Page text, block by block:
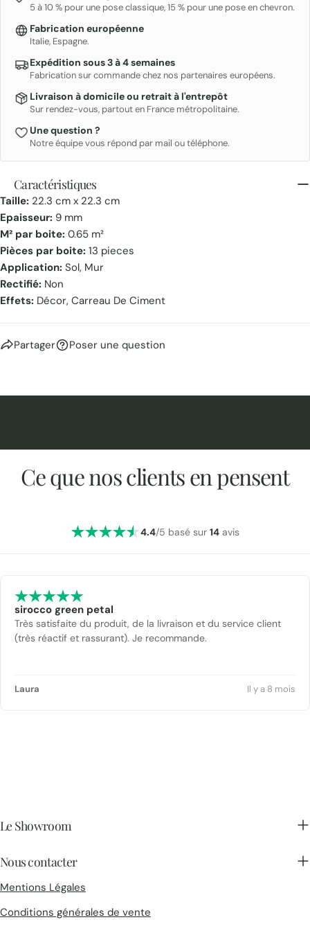
5 à 10 % pour une pose classique, 15 % pour une pose en chevron.
Fabrication européenne
Italie, Espagne.
Expédition sous 3 à 4 semaines
Fabrication sur commande chez nos partenaires européens.
Livraison à domicile ou retrait à l'entrepôt
Sur rendez-vous, partout en France métropolitaine.
Une question ?
Notre équipe vous répond par mail ou téléphone.
Caractéristiques
Taille: 22.3 cm x 22.3 cm
Epaisseur: 9 mm
M² par boite: 0.65 m²
Pièces par boite: 13 pieces
Application: Sol, Mur
Rectifié: Non
Effets: Décor, Carreau De Ciment
Partager Poser une question
Ce que nos clients en pensent
4.4/5 basé sur 14avis
sirocco green petal
Très satisfaite du produit, de la livraison et du service client
(très réactif et rassurant). Je recommande.
Laura Il y a 8 mois
Le Showroom
Nous contacter
Mentions Légales
Conditions générales de vente